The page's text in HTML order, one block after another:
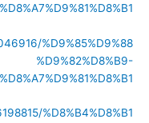
%D9%85%D9%88
%D9%82%D8%B9-
%D8%B4%D8%B1